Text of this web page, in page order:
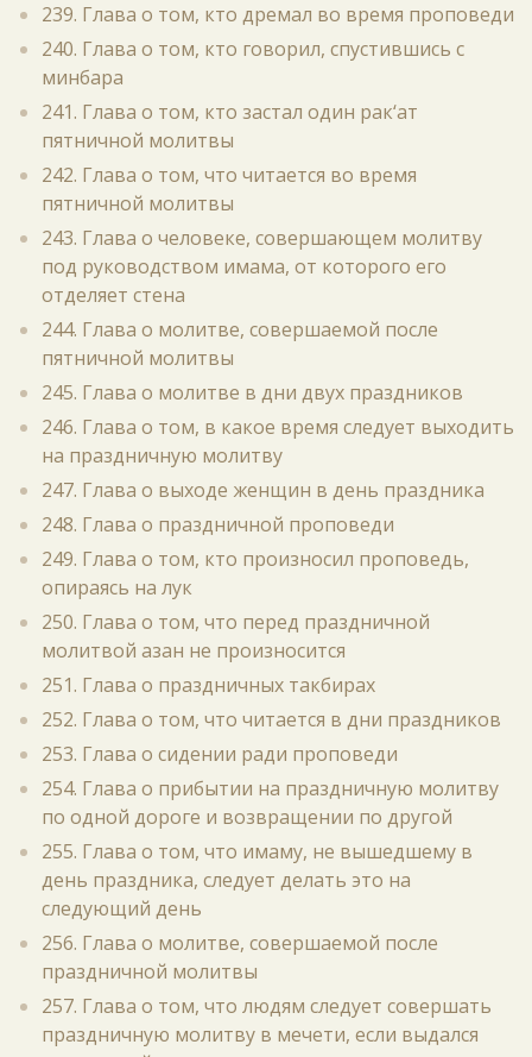
239. Глава о том, кто дремал во время проповеди
240. Глава о том, кто говорил, спустившись с
минбара
241. Глава о том, кто застал один рак‘ат
пятничной молитвы
242. Глава о том, что читается во время
пятничной молитвы
243. Глава о человеке, совершающем молитву
под руководством имама, от которого его
отделяет стена
244. Глава о молитве, совершаемой после
пятничной молитвы
245. Глава о молитве в дни двух праздников
246. Глава о том, в какое время следует выходить
на праздничную молитву
247. Глава о выходе женщин в день праздника
248. Глава о праздничной проповеди
249. Глава о том, кто произносил проповедь,
опираясь на лук
250. Глава о том, что перед праздничной
молитвой азан не произносится
251. Глава о праздничных такбирах
252. Глава о том, что читается в дни праздников
253. Глава о сидении ради проповеди
254. Глава о прибытии на праздничную молитву
по одной дороге и возвращении по другой
255. Глава о том, что имаму, не вышедшему в
день праздника, следует делать это на
следующий день
256. Глава о молитве, совершаемой после
праздничной молитвы
257. Глава о том, что людям следует совершать
праздничную молитву в мечети, если выдался